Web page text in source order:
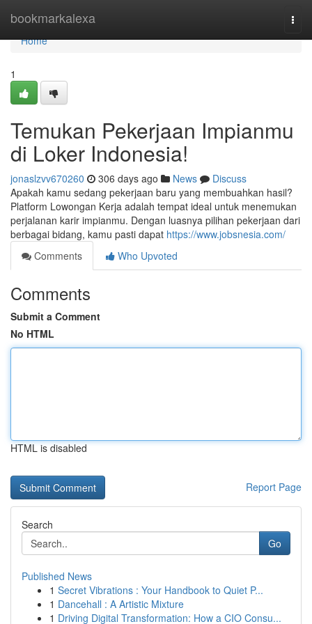
bookmarkalexa
Home
Home
1
Temukan Pekerjaan Impianmu
di Loker Indonesia!
jonaslzvv670260 306 days ago News
Discuss
Apakah kamu sedang pekerjaan baru yang membuahkan hasil?
Platform Lowongan Kerja adalah tempat ideal untuk menemukan
perjalanan karir impianmu. Dengan luasnya pilihan pekerjaan dari
berbagai bidang, kamu pasti dapat https://www.jobsnesia.com/
Comments
Who Upvoted
Comments
Submit a Comment
No HTML
HTML is disabled
Report Page
Search
Go
Published News
1 Secret Vibrations : Your Handbook to Quiet P...
1 Dancehall : A Artistic Mixture
1 Driving Digital Transformation: How a CIO Consu...